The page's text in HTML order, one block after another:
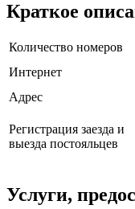
Краткое
Количество номеров
Интернет
Адрес
Регистрация заезда и
выезда постояльцев
Услуги,